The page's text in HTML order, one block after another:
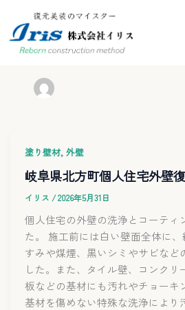
投稿者名:イリス
塗り壁材,外壁
岐阜県北方町個人住宅外壁
イリス /2026年5月31日
個人住宅の外壁の洗浄とコーティ
た。 施工前には白い壁面全体に、
すみや煤煙、黒いシミやサビなど
した。また、タイル壁、コンクリ
板などの基材にも汚れやチョーキ
基材を傷めない特殊な洗浄により